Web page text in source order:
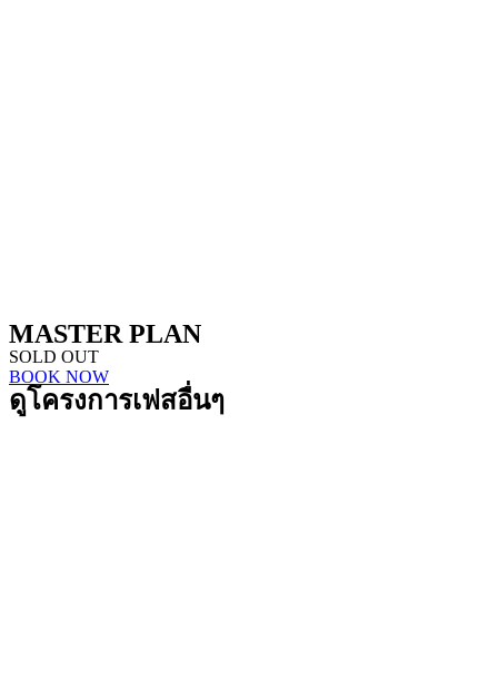
MASTER PLAN
SOLD OUT
BOOK NOW
ดูโครงการเฟสอื่นๆ